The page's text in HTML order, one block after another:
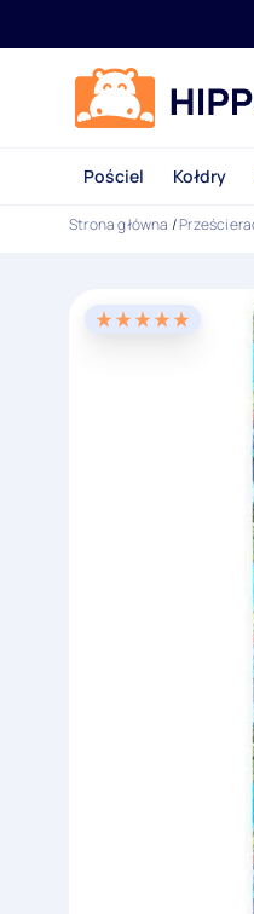
Pościel Kołdry
Strona główna /